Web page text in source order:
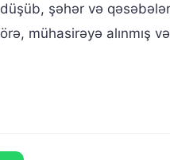
şəhər və qəsəbələr
mühasirəyə alınmış